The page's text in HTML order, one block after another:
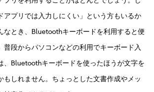
アプリでは入力しにくい」という方もいるか
なとき、Bluetoothキーボードを利用すると便
普段からパソコンなどの利用でキーボード入
、Bluetoothキーボードを使ったほうが文字を
もしれません。ちょっとした文書作成やメッ